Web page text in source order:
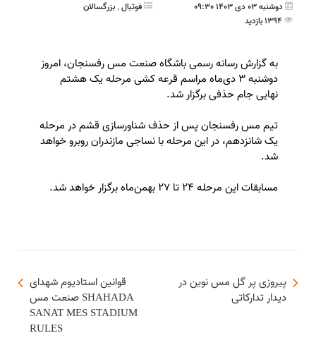
دوشنبه 03 دی 1403 09:30 فوتبال, بزرگسالان
به گزارش رسانه رسمی باشگاه صنعت مس رفسنجان، امروز
دوشنبه ۳ دی‌ماه مراسم قرعه کشی مرحله یک هشتم
نهایی جام حذفی برگزار شد.
تیم مس رفسنجان پس از حذف شناورسازی قشم در مرحله
یک شانزدهم، در این مرحله با نساجی مازندران روبرو خواهد
شد.
مسابقات این مرحله ۲۴ تا ۲۷ بهمن‌ماه برگزار خواهد شد.
قوانین استادیوم شهدای
صنعت مس SHAHADA
SANAT MES STADIUM
RULES
پیروزی پر گل مس نوین در
دیدار تدارکاتی